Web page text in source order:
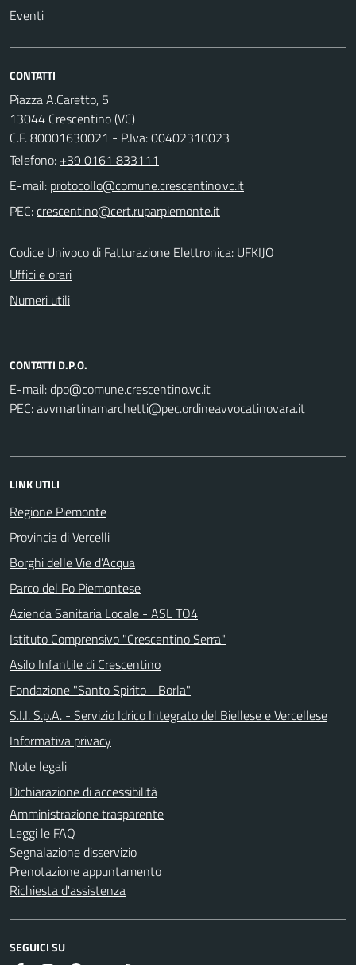
Eventi
CONTATTI
Piazza A.Caretto, 5
13044 Crescentino (VC)
C.F. 80001630021 - P.Iva: 00402310023
Telefono: +39 0161 833111
E-mail:
PEC:
Codice Univoco di Fatturazione Elettronica: UFKIJO
Uffici e orari
Numeri utili
CONTATTI D.P.O.
E-mail:
PEC:
LINK UTILI
Regione Piemonte
Provincia di Vercelli
Borghi delle Vie d’Acqua
Parco del Po Piemontese
Azienda Sanitaria Locale - ASL TO4
Istituto Comprensivo "Crescentino Serra"
Asilo Infantile di Crescentino
Fondazione "Santo Spirito - Borla"
S.I.I. S.p.A. - Servizio Idrico Integrato del Biellese e Vercellese
Informativa privacy
Note legali
Dichiarazione di accessibilità
Amministrazione trasparente
Leggi le FAQ
Segnalazione disservizio
Prenotazione appuntamento
Richiesta d'assistenza
SEGUICI SU